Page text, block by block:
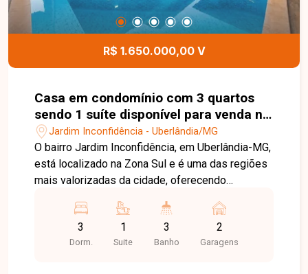
R$ 1.650.000,00 V
Casa em condomínio com 3 quartos
sendo 1 suíte disponível para venda no
bairro Jardim Inconfidência em
Uberlândia-MG
Jardim Inconfidência - Uberlândia/MG
O bairro Jardim Inconfidência, em Uberlândia-MG,
está localizado na Zona Sul e é uma das regiões
mais valorizadas da cidade, oferecendo
e fácil acesso às principais vias. A região é
próxima a comércios, escolas, supermercados,
restaurantes e diversos serviços,
3
Dorm.
1
Suite
3
Banho
2
Garagens